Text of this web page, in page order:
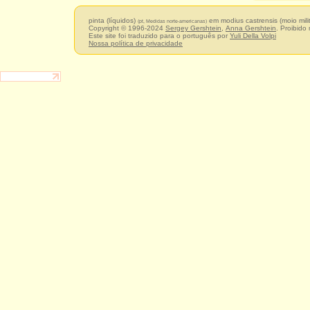
pinta (líquidos) (pt, Medidas norte-americanas) em modius castrensis (moio
Copyright © 1996-2024 Sergey Gershtein Anna Gershtein .
Este site foi traduzido para o português por Yuli Della Volpi
Nossa política de privacidade